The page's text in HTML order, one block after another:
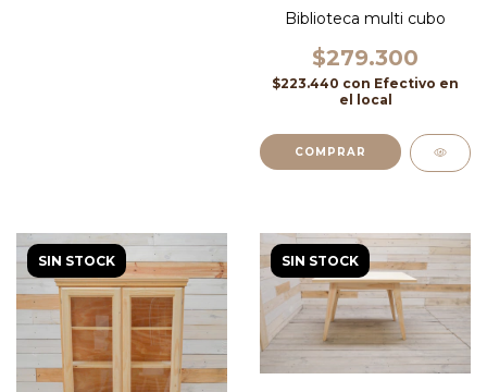
Biblioteca multi cubo
$279.300
$223.440 con Efectivo en
el local
SIN STOCK SIN STOCK